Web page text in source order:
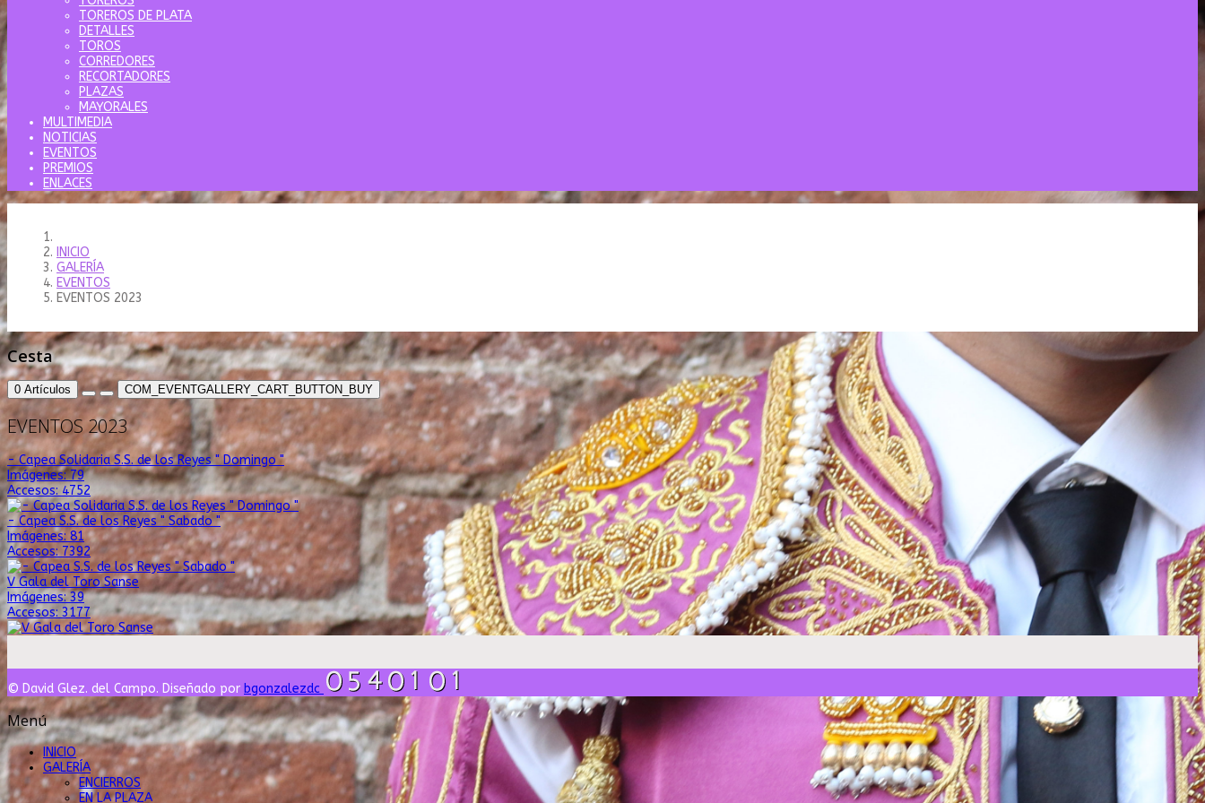
TOREROS DE PLATA
DETALLES
TOROS
CORREDORES
RECORTADORES
PLAZAS
MAYORALES
MULTIMEDIA
NOTICIAS
EVENTOS
PREMIOS
ENLACES
INICIO
GALERÍA
EVENTOS
EVENTOS 2023
Cesta
0 Artículos COM_EVENTGALLERY_CART_BUTTON_BUY
EVENTOS 2023
- Capea Solidaria S.S. de los Reyes " Domingo "
Imágenes: 79
Accesos: 4752
- Capea S.S. de los Reyes " Sabado "
Imágenes: 81
Accesos: 7392
V Gala del Toro Sanse
Imágenes: 39
Accesos: 3177
© David Glez. del Campo. Diseñado por bgonzalezdc
Menú
INICIO
GALERÍA
ENCIERROS
EN LA PLAZA